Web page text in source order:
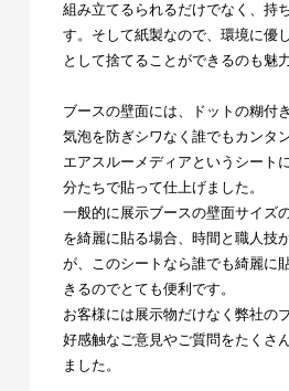
組み立てるられるだけでなく、持
す。そして紙製なので、環境に優
として捨てることができるのも魅力
ブースの壁面には、ドットの糊付
気泡を防ぎシワなく誰でもカンタ
エアスルーメディアというシート
分たちで貼って仕上げました。
一般的に展示ブースの壁面サイズ
を綺麗に貼る場合、時間と職人技
が、このシートなら誰でも綺麗に
きるのでとても便利です。
お客様には展示物だけなく弊社の
好感触なご意見やご質問をたくさ
ました。